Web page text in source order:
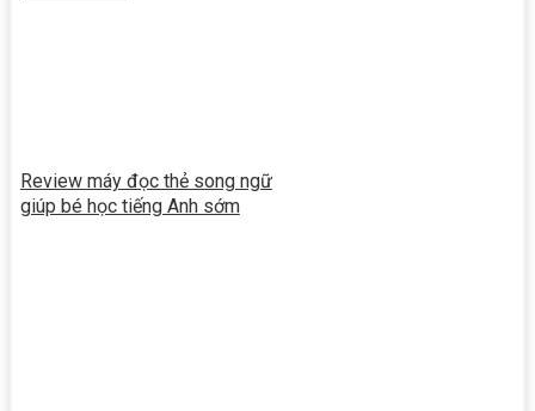
Review máy đọc thẻ song ngữ
giúp bé học tiếng Anh sớm